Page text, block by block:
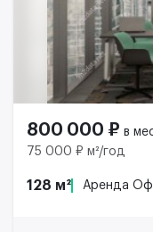
800 000 ₽ в
75 000 ₽ м²/год
128 м² Аренда